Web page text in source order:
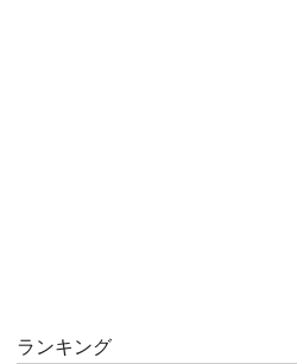
ランキング